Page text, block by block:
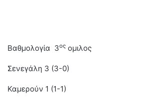
Βαθμολογία 3ος ομιλος
Σενεγάλη 3 (3-0)
Καμερούν 1 (1-1)